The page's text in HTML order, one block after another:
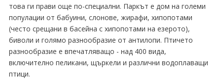
това ги прави още по-специални. Паркът е дом на големи
популации от бабуини, слонове, жирафи, хипопотами
(често срещани в басейна с хипопотами на езерото),
биволи и голямо разнообразие от антилопи. Птичето
разнообразие е впечатляващо - над 400 вида,
включително пеликани, щъркели и различни водоплаващи
птици.